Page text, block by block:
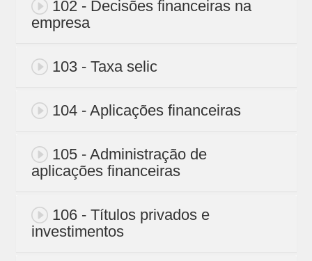
102 - Decisões financeiras na
empresa
103 - Taxa selic
104 - Aplicações financeiras
105 - Administração de
aplicações financeiras
106 - Títulos privados e
investimentos